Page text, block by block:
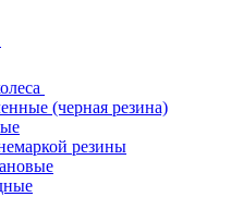
(черная резина)
резины